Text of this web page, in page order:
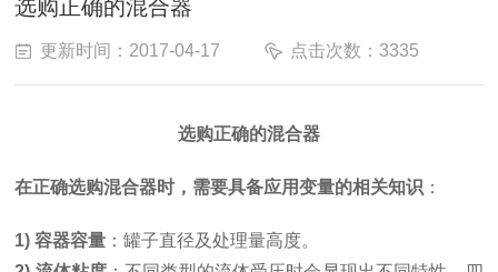
选购正确的混合器
更新时间：2017-04-17 点击次数：3335
选购正确的混合器
在正确选购混合器时，需要具备应用变量的相关知识 ：
1) 容器容量 ：罐子直径及处理量高度。